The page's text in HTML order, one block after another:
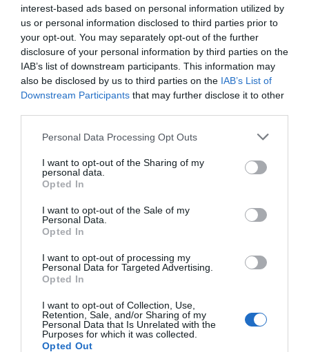
interest-based ads based on personal information utilized by
us or personal information disclosed to third parties prior to
your opt-out. You may separately opt-out of the further
disclosure of your personal information by third parties on the
IAB’s list of downstream participants. This information may
also be disclosed by us to third parties on the IAB’s List of
Downstream Participants that may further disclose it to other
Personal Data Processing Opt Outs
I want to opt-out of the Sharing of my
personal data.
Opted In
I want to opt-out of the Sale of my
Personal Data.
Opted In
I want to opt-out of processing my
Personal Data for Targeted Advertising.
Opted In
I want to opt-out of Collection, Use,
Retention, Sale, and/or Sharing of my
Personal Data that Is Unrelated with the
Purposes for which it was collected.
Opted Out
Nome
Email
Guardar o meu nome, email e site neste navegador
para a próxima vez que eu comentar.
Sim, adicione-me à mailing list da Newsletter MHD